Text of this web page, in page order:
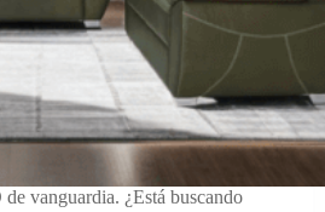
vanguardia. ¿Está buscando